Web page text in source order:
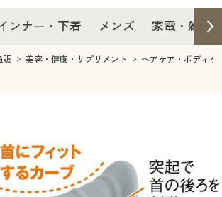
ション
すべて
ンズ下着
・家具通販すべて
ンナー・下着 メンズ 家電・雑貨
ション
販すべて
日用品
べて
販 美容・健康・サプリメント ヘアケア・ボディケ